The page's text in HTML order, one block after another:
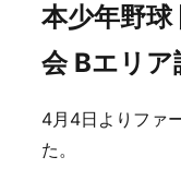
本少年野
会 Bエリア
4月4日よりファ
た。